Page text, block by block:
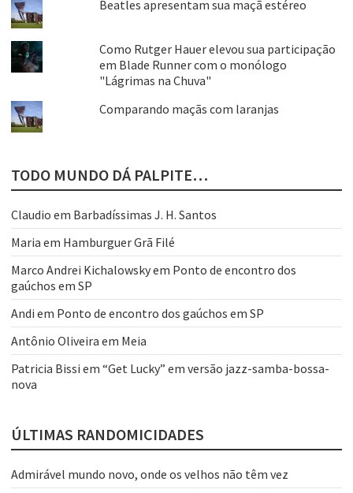
Beatles apresentam sua maçã estéreo
Como Rutger Hauer elevou sua participação
em Blade Runner com o monólogo
"Lágrimas na Chuva"
Comparando maçãs com laranjas
TODO MUNDO DÁ PALPITE…
Claudio em Barbadíssimas J. H. Santos
Maria em Hamburguer Grã Filé
Marco Andrei Kichalowskyem Ponto de encontro dos
gaúchos em SP
Andi em Ponto de encontro dos gaúchos em SP
Antônio Oliveira em Meia
Patricia Bissi em “Get Lucky” em versão jazz-samba-bossa-
nova
ÚLTIMAS RANDOMICIDADES
Admirável mundo novo, onde os velhos não têm vez